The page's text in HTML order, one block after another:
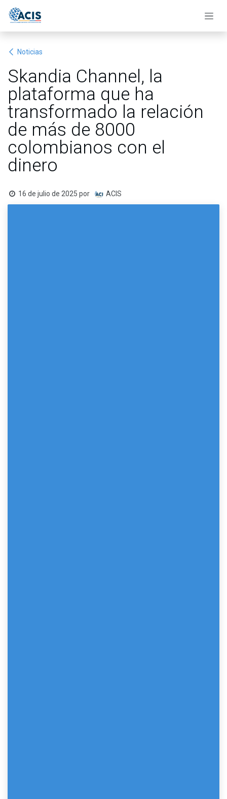
Noticias
Skandia Channel, la
plataforma que ha
transformado la relación
de más de 8000
colombianos con el
dinero
16 de julio de 2025 por ACIS